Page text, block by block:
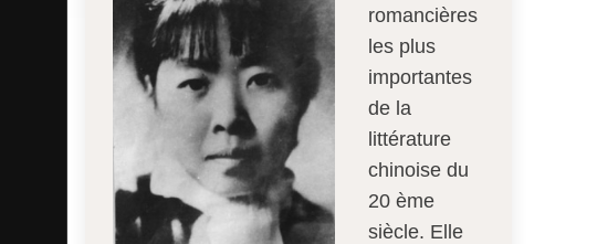
romancières
les plus
importantes
de la
littérature
chinoise du
20 ème
siècle. Elle